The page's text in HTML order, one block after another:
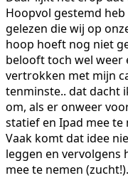
Hoopvol gestemd
gelezen die wij op
hoop hoeft nog niet
belooft toch wel weer
vertrokken met mijn
tenminste.. dat dacht
om, als er onweer
statief en Ipad mee
Vaak komt dat idee
leggen en vervolgens
mee te nemen (zucht!).